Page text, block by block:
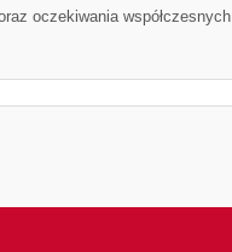
oczekiwania współczesnych